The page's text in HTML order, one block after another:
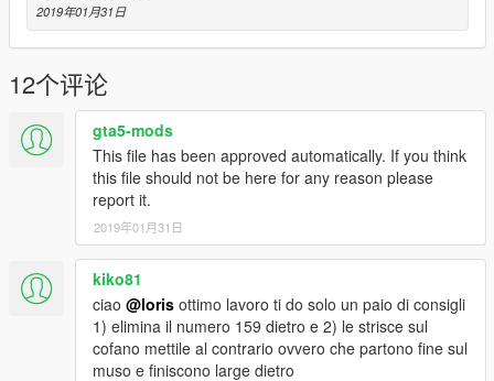
2019年01月31日
12个评论
gta5-mods
This file has been approved automatically. If you think
this file should not be here for any reason please
report it.
2019年01月31日
kiko81
ciao @loris ottimo lavoro ti do solo un paio di consigli
1) elimina il numero 159 dietro e 2) le strisce sul
cofano mettile al contrario ovvero che partono fine sul
muso e finiscono large dietro